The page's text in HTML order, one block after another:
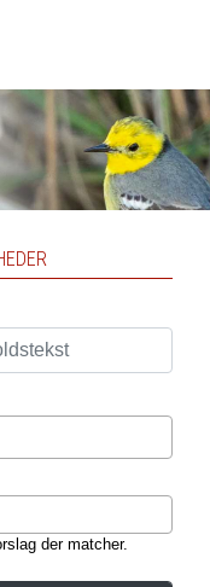
der matcher.